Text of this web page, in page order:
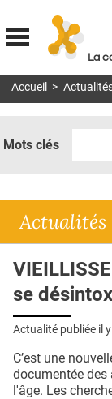
La
MON COMPTE
DOSSIERS
RÉSEAUX
E-REVUE SAD
QUI SOMMES-NOUS ?
Accueil >
Mots clés
Actualités
se
Actualité publiée il
C’est une
documentée
l'âge. Les